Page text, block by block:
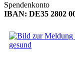
Spendenkonto
IBAN: DE35 2802